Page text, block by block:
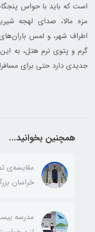
است که باید با حواس
مزه مالا، صدای لهجه
اطراف شهر، و لمس
گرم و پتوی نرم هتل، به
جدیدی دارد حتی برای
همچنین بخوانید...
مقایسه‌ی
خراسان
مدرسه